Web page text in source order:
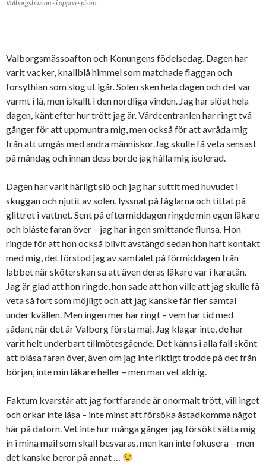
Valborgsbrasan - i öppna spisen ...
Valborgsmässoafton och Konungens födelsedag. Dagen har
varit vacker, knallblå himmel som matchade flaggan och
forsythian som slog ut igår. Solen sken hela dagen och det var
varmt i lä, men iskallt i den nordliga vinden. Jag har slöat hela
dagen, känt efter hur trött jag är. Vårdcentranlen har ringt två
gånger för att uppmuntra mig, men också för att avråda mig
från att umgås med andra människor.Jag skulle få veta sensast
på måndag och innan dess borde jag hålla mig isolerad.
Dagen har varit härligt slö och jag har suttit med huvudet i
skuggan och njutit av solen, lyssnat på fåglarna och tittat på
glittret i vattnet. Sent på eftermiddagen ringde min egen läkare
och blåste faran över – jag har ingen smittande flunsa. Hon
ringde för att hon också blivit avstängd sedan hon haft kontakt
med mig, det förstod jag av samtalet på förmiddagen från
labbet när sköterskan sa att även deras läkare var i karatän.
Jag är glad att hon ringde, hon sade att hon ville att jag skulle få
veta så fort som möjligt och att jag kanske får fler samtal
under kvällen. Men ingen mer har ringt – vem har tid med
sådant när det är Valborg första maj. Jag klagar inte, de har
varit helt underbart tillmötesgående. Det känns i alla fall skönt
att blåsa faran över, även om jag inte riktigt trodde på det från
början, inte min läkare heller – men man vet aldrig.
Faktum kvarstår att jag fortfarande är onormalt trött, vill inget
och orkar inte läsa – inte minst att försöka åstadkomma något
här på datorn. Vet inte hur många gånger jag försökt sätta mig
in i mina mail som skall besvaras, men kan inte fokusera – men
det kanske beror på annat …